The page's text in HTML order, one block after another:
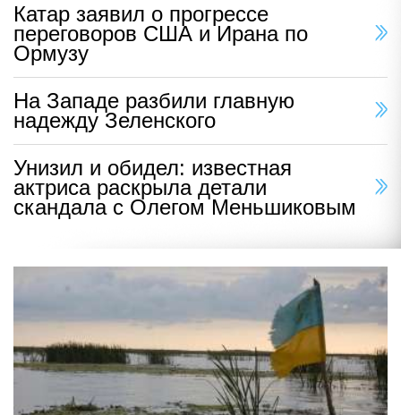
Катар заявил о прогрессе
переговоров США и Ирана по
Ормузу
На Западе разбили главную
надежду Зеленского
Унизил и обидел: известная
актриса раскрыла детали
скандала с Олегом Меньшиковым